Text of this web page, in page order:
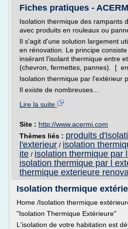
Fiches pratiques -
Isolation thermique des rampants
avec produits en rouleaux ou
Il s'agit d'une solution largement
en rénovation. Le principe
insérant l'isolant thermique entre
(chevron, fermettes, pannes). [
Isolation thermique par l'extérieur
Il existe de nombreuses...
Lire la suite
Site : http://www.acermi.com
Thèmes liés : produits
l'exterieur / isolation
ite / isolation thermique par
isolation thermique par l
thermique exterieure
Isolation thermique
Home /Isolation thermique
"Isolation Thermique Extérieure"
L'isolation de votre habitation est